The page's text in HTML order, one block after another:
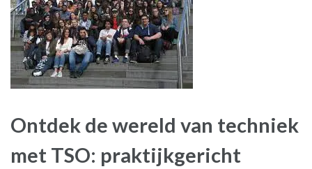
Ontdek de wereld van techniek
met TSO: praktijkgericht